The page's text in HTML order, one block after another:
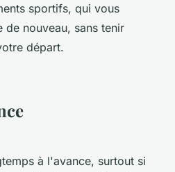
sportifs, qui vous
nouveau, sans tenir
départ.
à l'avance, surtout si